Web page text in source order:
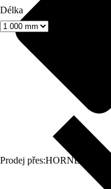
Prodej přes:HORNBACH
Délka